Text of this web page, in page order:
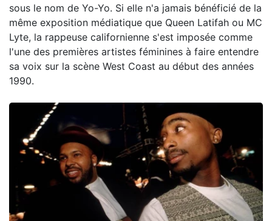
sous le nom de Yo-Yo. Si elle n'a jamais bénéficié de la
même exposition médiatique que Queen Latifah ou MC
Lyte, la rappeuse californienne s'est imposée comme
l'une des premières artistes féminines à faire entendre
sa voix sur la scène West Coast au début des années
1990.